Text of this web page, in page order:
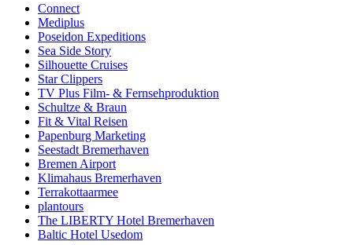
Connect
Mediplus
Poseidon Expeditions
Sea Side Story
Silhouette Cruises
Star Clippers
TV Plus Film- & Fernsehproduktion
Schultze & Braun
Fit & Vital Reisen
Papenburg Marketing
Seestadt Bremerhaven
Bremen Airport
Klimahaus Bremerhaven
Terrakottaarmee
plantours
The LIBERTY Hotel Bremerhaven
Baltic Hotel Usedom